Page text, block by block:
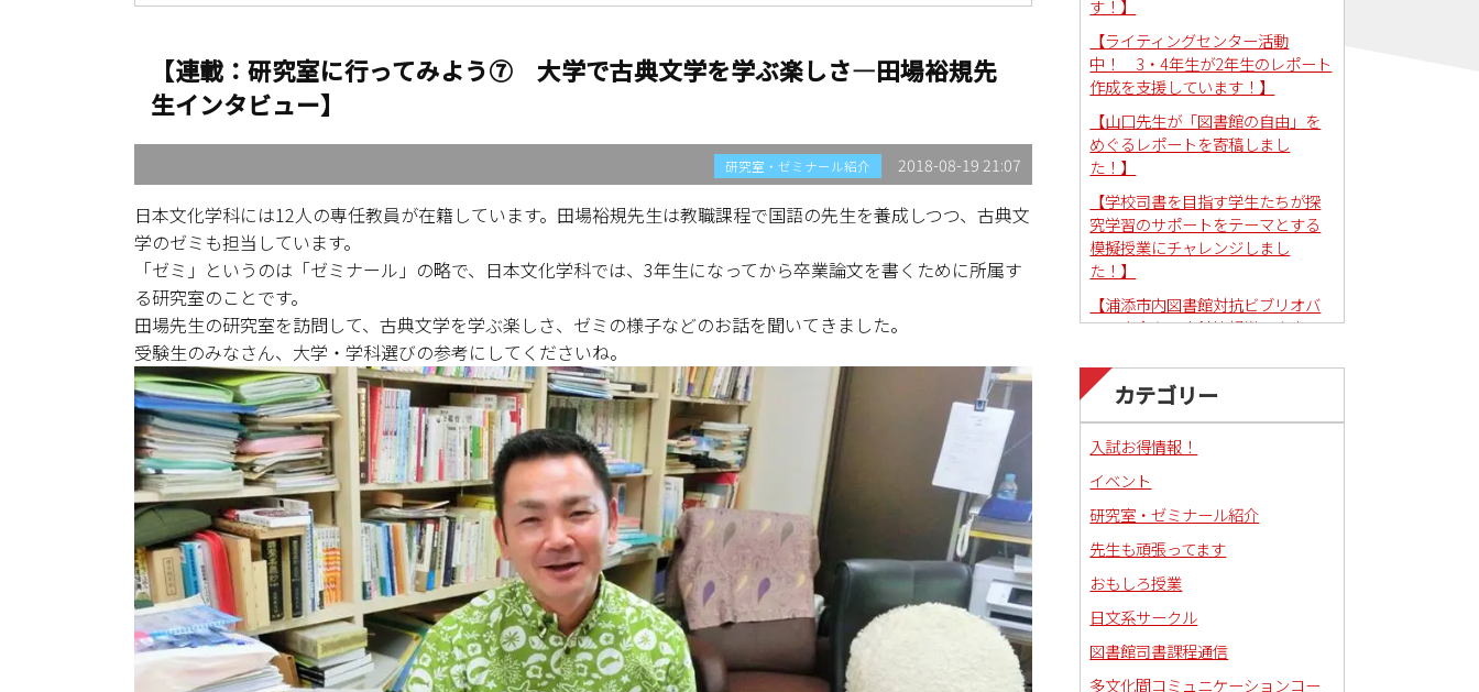
【連載：研究室に行ってみよう⑦ 大学で古典文学を学ぶ楽しさ―田場裕規先
生インタビュー】
研究室・ゼミナール紹介 2018-08-19 21:07
日本文化学科には12人の専任教員が在籍しています。田場裕規先生は教職課程で国語の先生を養成しつつ、古典文
学のゼミも担当しています。
「ゼミ」というのは「ゼミナール」の略で、日本文化学科では、3年生になってから卒業論文を書くために所属す
る研究室のことです。
田場先生の研究室を訪問して、古典文学を学ぶ楽しさ、ゼミの様子などのお話を聞いてきました。
受験生のみなさん、大学・学科選びの参考にしてくださいね。
す！】
【ライティングセンター活動
中！ 3・4年生が2年生のレポート
作成を支援しています！】
【山口先生が「図書館の自由」を
めぐるレポートを寄稿しまし
た！】
【学校司書を目指す学生たちが探
究学習のサポートをテーマとする
模擬授業にチャレンジしまし
た！】
【浦添市内図書館対抗ビブリオバ
トル大会を図書館情報学研究室で
カテゴリー
入試お得情報！
イベント
研究室・ゼミナール紹介
先生も頑張ってます
おもしろ授業
日文系サークル
図書館司書課程通信
多文化間コミュニケーションコー